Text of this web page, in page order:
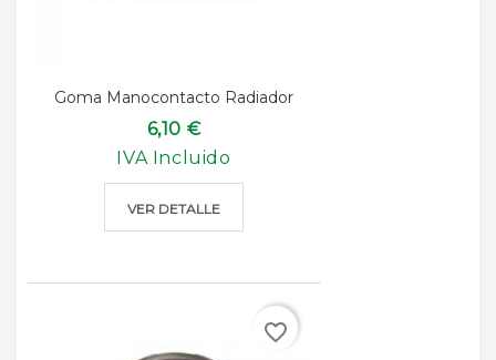
Goma Manocontacto Radiador
6,10 €
IVA Incluido
VER DETALLE
favorite_border